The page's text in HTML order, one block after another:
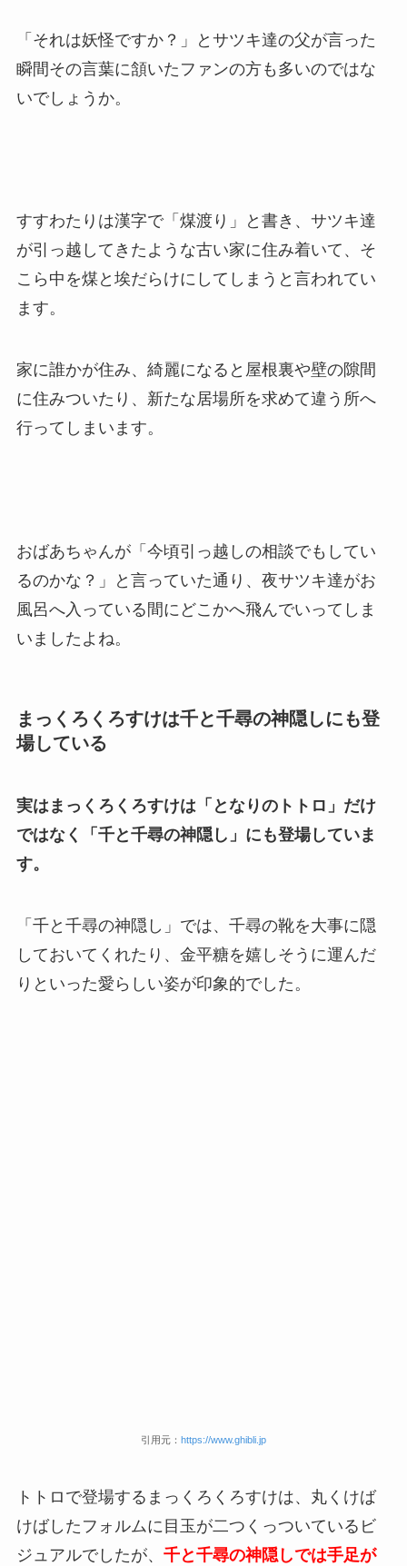
「それは妖怪ですか？」とサツキ達の父が言った
瞬間その言葉に頷いたファンの方も多いのではな
いでしょうか。
すすわたりは漢字で「煤渡り」と書き、サツキ達
が引っ越してきたような古い家に住み着いて、そ
こら中を煤と埃だらけにしてしまうと言われてい
ます。
家に誰かが住み、綺麗になると屋根裏や壁の隙間
に住みついたり、新たな居場所を求めて違う所へ
行ってしまいます。
おばあちゃんが「今頃引っ越しの相談でもしてい
るのかな？」と言っていた通り、夜サツキ達がお
風呂へ入っている間にどこかへ飛んでいってしま
いましたよね。
まっくろくろすけは千と千尋の神隠しにも登
場している
実はまっくろくろすけは「となりのトトロ」だけ
ではなく「千と千尋の神隠し」にも登場していま
す。
「千と千尋の神隠し」では、千尋の靴を大事に隠
しておいてくれたり、金平糖を嬉しそうに運んだ
りといった愛らしい姿が印象的でした。
引用元： https://www.ghibli.jp
トトロで登場するまっくろくろすけは、丸くけば
けばしたフォルムに目玉が二つくっついているビ
ジュアルでしたが、 千と千尋の神隠しでは手足が